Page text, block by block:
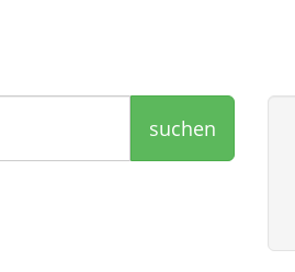
suchen